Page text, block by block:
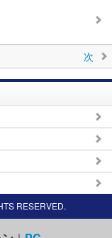
次
RESERVED.